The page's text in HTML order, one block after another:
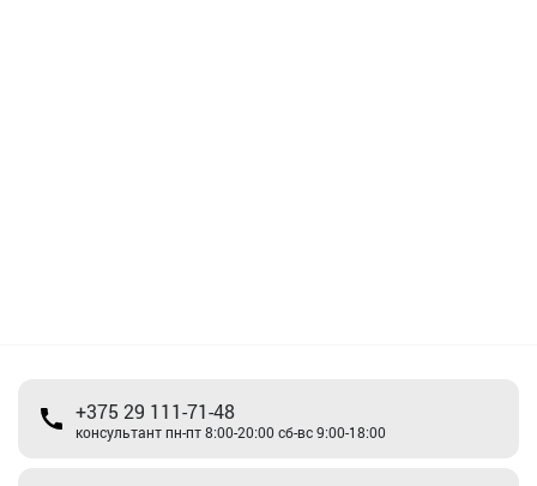
+375 29 111-71-48
консультант пн-пт 8:00-20:00 сб-вс 9:00-18:00